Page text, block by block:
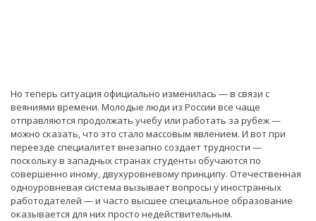
Но теперь ситуация официально изменилась — в связи с
веяниями времени. Молодые люди из России все чаще
отправляются продолжать учебу или работать за рубеж —
можно сказать, что это стало массовым явлением. И вот при
переезде специалитет внезапно создает трудности —
поскольку в западных странах студенты обучаются по
совершенно иному, двухуровневому принципу. Отечественная
одноуровневая система вызывает вопросы у иностранных
работодателей — и часто высшее специальное образование
оказывается для них просто недействительным.